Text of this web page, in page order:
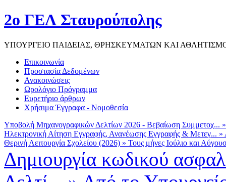
2ο ΓΕΛ Σταυρούπολης
ΥΠΟΥΡΓΕΙΟ ΠΑΙΔΕΙΑΣ, ΘΡΗΣΚΕΥΜΑΤΩΝ ΚΑΙ
Επικοινωνία
Προστασία Δεδομένων
Ανακοινώσεις
Ωρολόγιο Πρόγραμμα
Ευρετήριο άρθρων
Χρήσιμα Έγγραφα - Νομοθεσία
Υποβολή Μηχανογραφικών Δελτίων 2026 - Βεβαίωση Συμμετοχ...
Ηλεκτρονική Αίτηση Εγγραφής, Ανανέωσης Εγγραφής & Μετεγ... »
Θερινή Λειτουργία Σχολείου (2026) » Τους μήνες Ιούλιο και
Δημιουργία κωδικού